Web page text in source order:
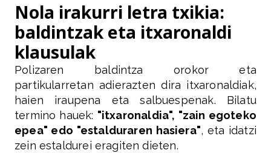
Nola irakurri letra txikia:
baldintzak eta itxaronaldi
klausulak
Polizaren baldintza orokor eta
partikularretan adierazten dira itxaronaldiak,
haien iraupena eta salbuespenak. Bilatu
termino hauek: "itxaronaldia", "zain egoteko
epea" edo "estalduraren hasiera", eta idatzi
zein estaldurei eragiten dieten.